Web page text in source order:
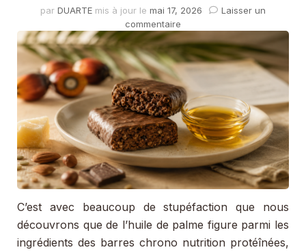
par DUARTE mis à jour le mai 17, 2026
Laisser un
commentaire
l’huile
de
palme
dans
les
barres
chrono
?
C’est avec beaucoup de stupéfaction que nous
découvrons que de l’huile de palme figure parmi les
ingrédients des barres chrono nutrition protéînées,